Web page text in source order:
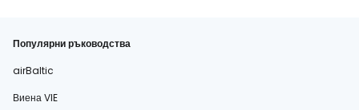
Популярни ръководства
airBaltic
Виена VIE